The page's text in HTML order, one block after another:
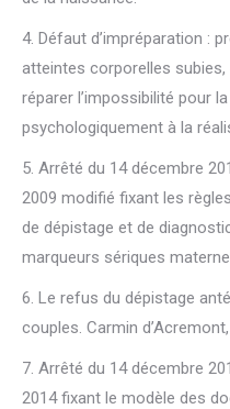
4. Défaut d’impréparation :
atteintes corporelles subies,
réparer l’impossibilité pour
psychologiquement à la
5. Arrêté du 14 décembre
2009 modifié fixant les
de dépistage et de
marqueurs sériques
6. Le refus du dépistage
couples. Carmin
7. Arrêté du 14 décembre
2014 fixant le modèle des